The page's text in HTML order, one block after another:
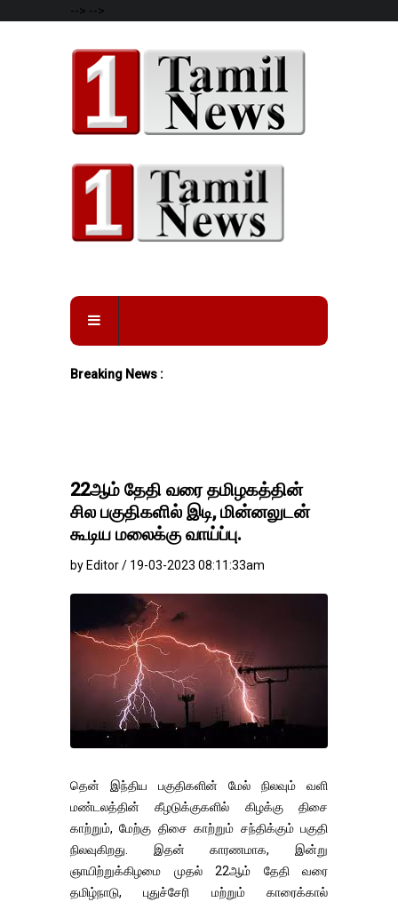
--> -->
Breaking News :
22ஆம் தேதி வரை தமிழகத்தின்
சில பகுதிகளில் இடி, மின்னலுடன்
கூடிய மலைக்கு வாய்ப்பு.
by Editor / 19-03-2023 08:11:33am
தென் இந்திய பகுதிகளின் மேல் நிலவும் வளி
மண்டலத்தின் கீழடுக்குகளில் கிழக்கு திசை
காற்றும், மேற்கு திசை காற்றும் சந்திக்கும் பகுதி
நிலவுகிறது. இதன் காரணமாக, இன்று
ஞாயிற்றுக்கிழமை முதல் 22ஆம் தேதி வரை
தமிழ்நாடு, புதுச்சேரி மற்றும் காரைக்கால்